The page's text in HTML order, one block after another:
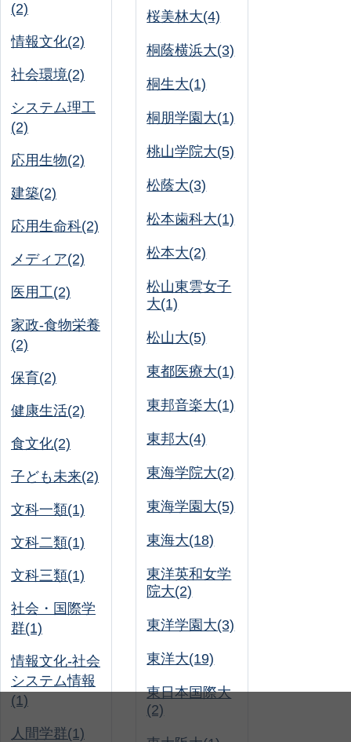
(2)
情報文化(2)
社会環境(2)
システム理工
(2)
応用生物(2)
建築(2)
応用生命科(2)
メディア(2)
医用工(2)
家政-食物栄養
(2)
保育(2)
健康生活(2)
食文化(2)
子ども未来(2)
文科一類(1)
文科二類(1)
文科三類(1)
社会・国際学
群(1)
情報文化-社会
システム情報
(1)
人間学群(1)
桜美林大(4)
桐蔭横浜大(3)
桐生大(1)
桐朋学園大(1)
桃山学院大(5)
松蔭大(3)
松本歯科大(1)
松本大(2)
松山東雲女子
大(1)
松山大(5)
東都医療大(1)
東邦音楽大(1)
東邦大(4)
東海学院大(2)
東海学園大(5)
東海大(18)
東洋英和女学
院大(2)
東洋学園大(3)
東洋大(19)
東日本国際大
(2)